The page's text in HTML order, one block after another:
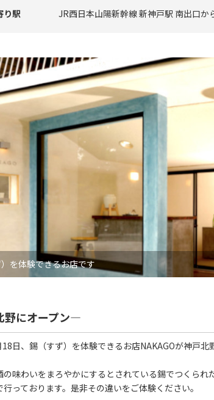
り駅
JR西日本山陽新幹線 新神戸駅 南出口か
を体験できるお店です
にオープン―
日、錫（すず）を体験できるお店NAKAGOが神戸北
の味わいをまろやかにするとされている錫でつくら
っております。是非その違いをご体験ください。